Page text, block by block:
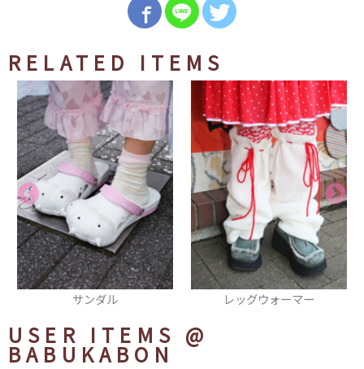
RELATED ITEMS
サンダル レッグウォーマー
USER ITEMS @
BABUKABON